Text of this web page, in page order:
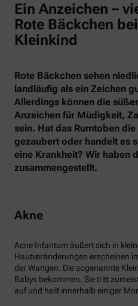
Ein Anzeichen –
Rote Bäckchen
Kleinkind
Rote Bäckchen sehen
landläufig als ein Zeichen
Allerdings können die
Anzeichen für Müdigkeit,
sein. Hat das Rumtoben
gezaubert oder handelt es
eine Krankheit? Wir haben
zusammengestellt.
Akne
Acne Infantum äußert sich in
Hautveränderungen erscheinen
der Wangen. Die sogenannte
Babys bekommen. Sie tritt
auf und heilt innerhalb einiger